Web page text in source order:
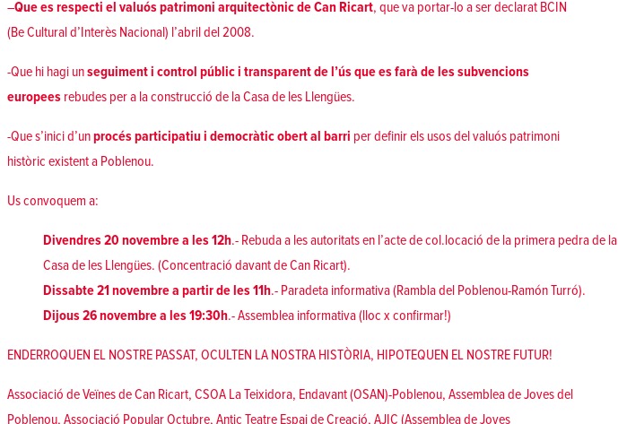
–Que es respecti el valuós patrimoni arquitectònic de Can Ricart, que va portar-lo a ser declarat BCIN
(Be Cultural d’Interès Nacional) l’abril del 2008.
-Que hi hagi unseguiment i control públic i transparent de l’ús que es farà de les subvencions
europees rebudes per a la construcció de la Casa de les Llengües.
-Que s’inici d’unprocés participatiu i democràtic obert al barri per definir els usos del valuós patrimoni
històric existent a Poblenou.
Us convoquem a:
Divendres 20 novembre a les 12h.- Rebuda a les autoritats en l’acte de col.locació de la primera pedra de la
Casa de les Llengües. (Concentració davant de Can Ricart).
Dissabte 21 novembre a partir de les 11h.- Paradeta informativa (Rambla del Poblenou-Ramón Turró).
Dijous 26 novembre a les 19:30h.- Assemblea informativa (lloc x confirmar!)
ENDERROQUEN EL NOSTRE PASSAT, OCULTEN LA NOSTRA HISTÒRIA, HIPOTEQUEN EL NOSTRE FUTUR!
Associació de Veïnes de Can Ricart, CSOA La Teixidora, Endavant (OSAN)-Poblenou, Assemblea de Joves del
Poblenou, Associació Popular Octubre, Antic Teatre Espai de Creació, AJIC (Assemblea de Joves